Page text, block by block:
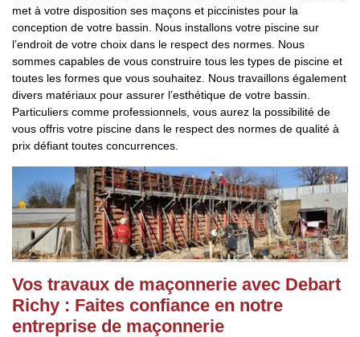
met à votre disposition ses maçons et piccinistes pour la
conception de votre bassin. Nous installons votre piscine sur
l’endroit de votre choix dans le respect des normes. Nous
sommes capables de vous construire tous les types de piscine et
toutes les formes que vous souhaitez. Nous travaillons également
divers matériaux pour assurer l’esthétique de votre bassin.
Particuliers comme professionnels, vous aurez la possibilité de
vous offris votre piscine dans le respect des normes de qualité à
prix défiant toutes concurrences.
Vos travaux de maçonnerie avec Debart
Richy : Faites confiance en notre
entreprise de maçonnerie